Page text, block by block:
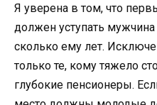
Я уверена в том, что
должен уступать
сколько ему лет.
только те, кому тяжело
глубокие пенсионеры.